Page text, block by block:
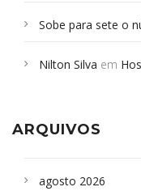
Sobe para sete o
Campoformosenses
Nilton Silva em
ARQUIVOS
agosto 2026